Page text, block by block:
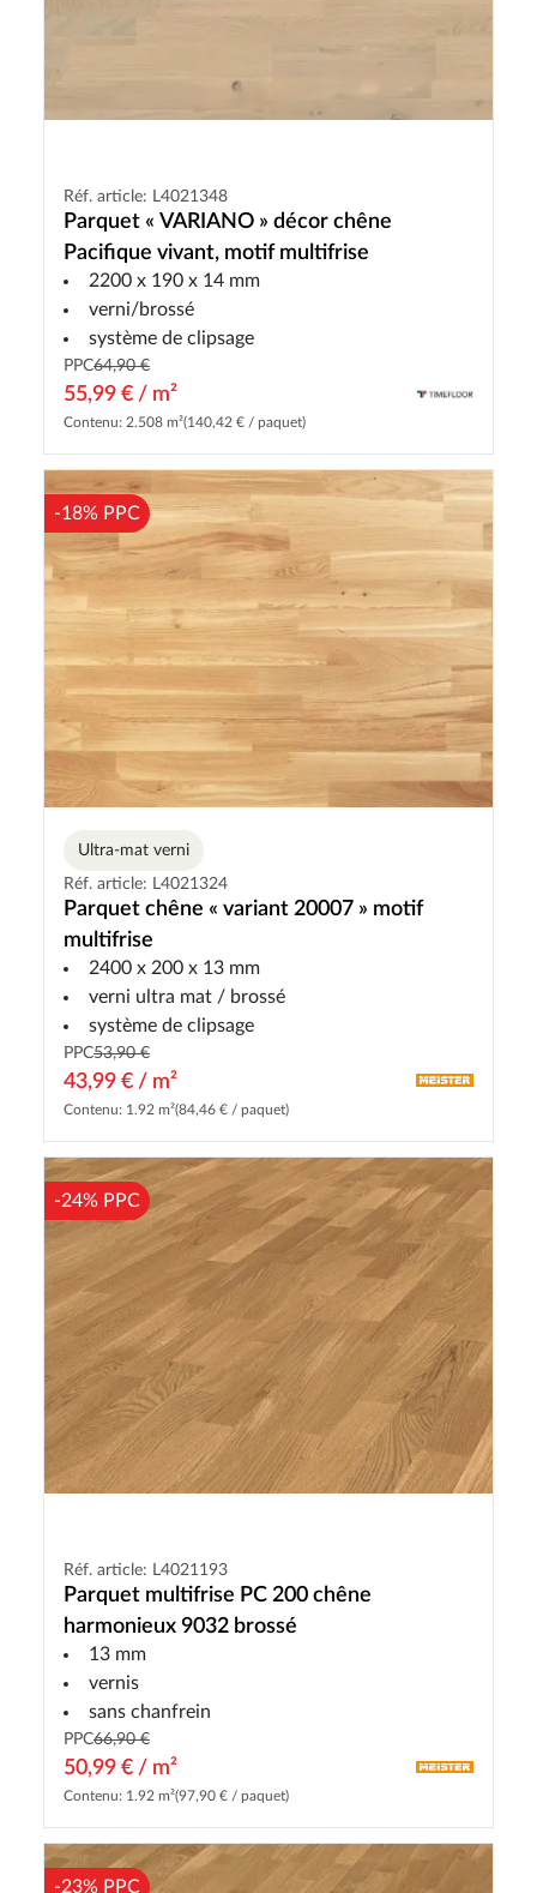
Réf. article: L4021348
Parquet « VARIANO » décor chêne
Pacifique vivant, motif multifrise
2200 x 190 x 14 mm
verni/brossé
système de clipsage
PPC64,90 €
55,99 € / m²
Contenu: 2.508 m²(140,42 € / paquet)
-18% PPC
Ultra-mat verni
Réf. article: L4021324
Parquet chêne « variant 20007 » motif
multifrise
2400 x 200 x 13 mm
verni ultra mat / brossé
système de clipsage
PPC53,90 €
43,99 € / m²
Contenu: 1.92 m²(84,46 € / paquet)
-24% PPC
Réf. article: L4021193
Parquet multifrise PC 200 chêne
harmonieux 9032 brossé
13 mm
vernis
sans chanfrein
PPC66,90 €
50,99 € / m²
Contenu: 1.92 m²(97,90 € / paquet)
-23% PPC